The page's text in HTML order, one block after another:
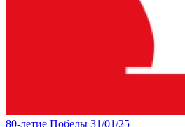
80-летие Победы 31/01/25